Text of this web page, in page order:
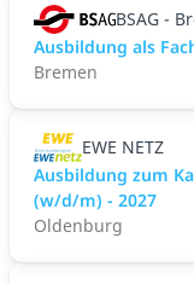
BSAG -
Ausbildung als
Bremen
EWE NETZ
Ausbildung zum
(w/d/m) - 2027
Oldenburg